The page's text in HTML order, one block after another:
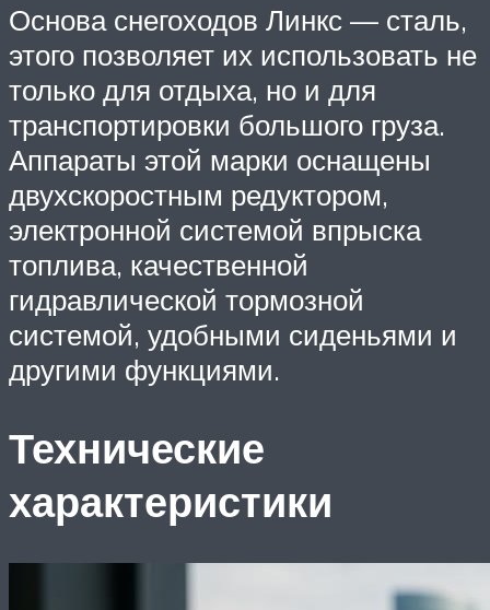
Основа снегоходов Линкс — сталь,
этого позволяет их использовать не
только для отдыха, но и для
транспортировки большого груза.
Аппараты этой марки оснащены
двухскоростным редуктором,
электронной системой впрыска
топлива, качественной
гидравлической тормозной
системой, удобными сиденьями и
другими функциями.
Технические
характеристики